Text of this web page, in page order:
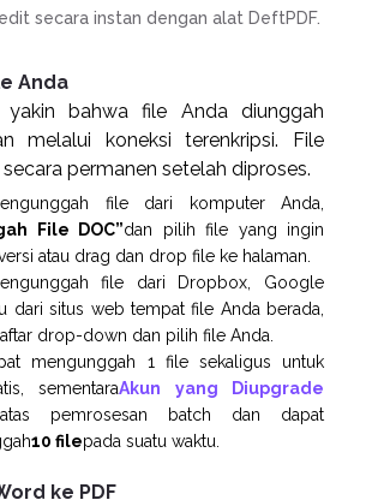
secara instan dengan alat DeftPDF.
Anda
bahwa file Anda diunggah
melalui koneksi terenkripsi. File
permanen setelah diproses.
file dari komputer Anda,
File DOC”dan pilih file yang ingin
atau drag dan drop file ke halaman.
file dari Dropbox, Google
dari situs web tempat file Anda berada,
drop-down dan pilih file Anda.
mengunggah 1 file sekaligus untuk
sementaraAkun yang Diupgrade
pemrosesan batch dan dapat
10 filepada suatu waktu.
ke PDF